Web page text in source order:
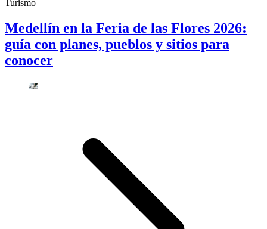
Turismo
Medellín en la Feria de las Flores 2026:
guía con planes, pueblos y sitios para
conocer